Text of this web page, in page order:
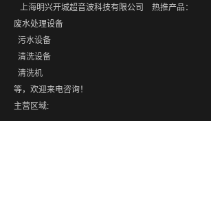
上海明兴开城超音波科技有限公司 热推产品：
废水处理设备
污水设备
清洗设备
清洗机
等，欢迎来电咨询！
主营区域: